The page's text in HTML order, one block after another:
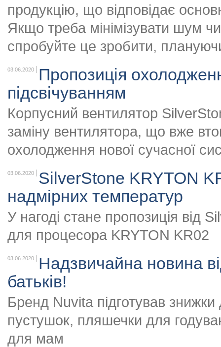
продукцію, що відповідає
Якщо треба мінімізувати шум
спробуйте це зробити,
03.06.2020
Пропозиція
підсвічуванням
Корпусний вентилятор
заміну вентилятора, що вже
охолодження нової сучасної
03.06.2020
SilverStone KRYTON
надмірних температур
У нагоді стане пропозиція від
для процесора KRYTON KR02
03.06.2020
Надзвичайна новина
батьків!
Бренд Nuvita підготував
пустушок, пляшечки для
для мам